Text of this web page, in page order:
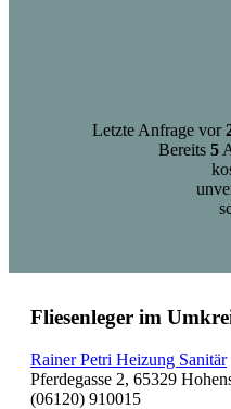
Letzte Anfrage vor
Bereits 5
Fliesenleger im
Rainer Petri Heizung Sanitär
Pferdegasse 2, 65329
(06120) 910015